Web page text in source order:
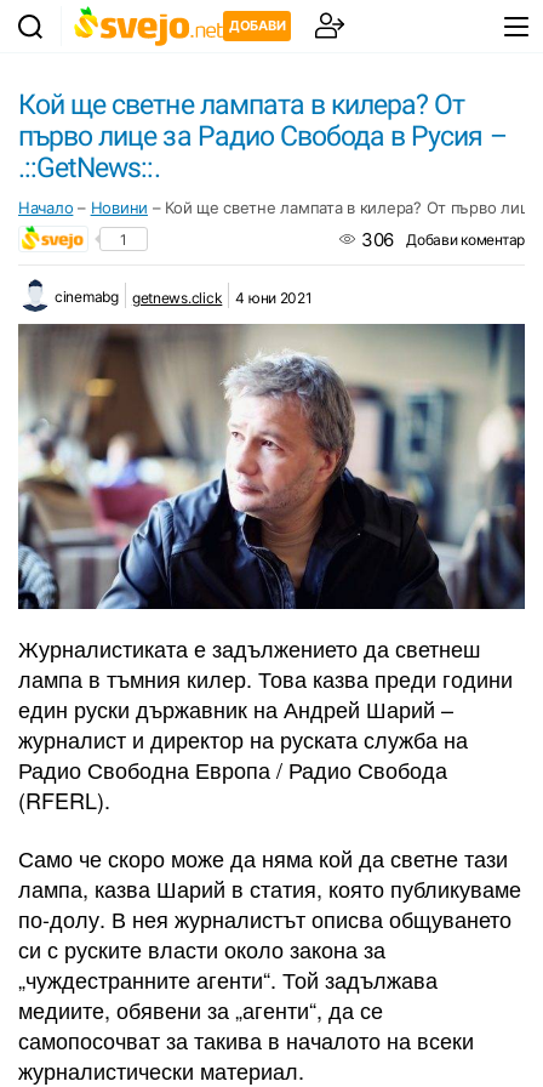
ДОБАВИ
Кой ще светне лампата в килера? От
първо лице за Радио Свобода в Русия –
.::GetNews::.
Начало – Новини – Кой ще светне лампата в килера? От първо
1 306 Добави коментар
cinemabg getnews.click 4 юни 2021
Журналистиката е задължението да светнеш
лампа в тъмния килер. Това казва преди години
един руски държавник на Андрей Шарий –
журналист и директор на руската служба на ​
Радио Свободна Европа / Радио Свобода
(RFERL).
Само че скоро може да няма кой да светне тази
лампа, казва Шарий в статия, която публикуваме
по-долу. В нея журналистът описва общуването
си с руските власти около закона за
„чуждестранните агенти“. Той задължава
медиите, обявени за „агенти“, да се
самопосочват за такива в началото на всеки
журналистически материал.